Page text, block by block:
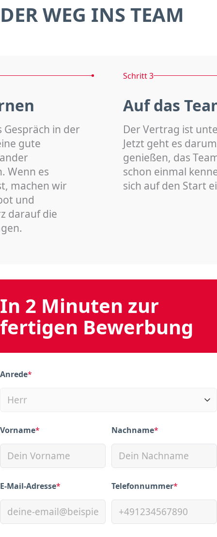
DER WEG INS TEAM
Gespräch in der
gute
Wenn es
machen wir
und
darauf die
Schritt 3
Auf das
Der Vertrag ist
Jetzt geht es
genießen, das
schon einmal
sich auf den Start
In 2 Minuten zur
fertigen Bewerbung
Anrede*
(required)
Vorname*
(required) Nachname*
(required)
E-Mail-Adresse*
(required) Telefonnummer*
(required)